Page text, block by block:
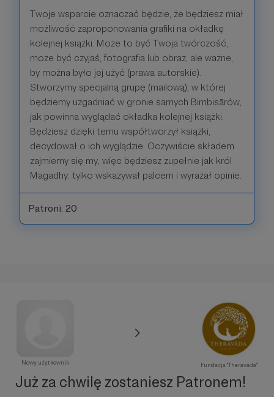
Twoje wsparcie oznaczać będzie, że będziesz miał
możliwość zaproponowania grafiki na okładkę
kolejnej książki. Może to być Twoja twórczość,
może być czyjaś, fotografia lub obraz, ale ważne,
by można było jej użyć (prawa autorskie).
Stworzymy specjalną grupę (mailową), w której
będziemy uzgadniać w gronie samych Bimbisārów,
jak powinna wyglądać okładka kolejnej książki.
Będziesz dzięki temu współtworzył książki,
decydował o ich wyglądzie. Oczywiście składem
zajmiemy się my, więc będziesz zupełnie jak król
Magadhy: tylko wskazywał palcem i wyrażał opinie.
Patroni: 20
Nowy użytkownik Fundacja "Theravada"
Już za chwilę zostaniesz Patronem!